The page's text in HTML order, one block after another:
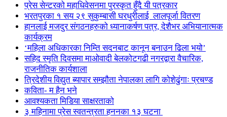
प्रेस सेन्टरको महाधिवेसनमा पुरस्कृत हुँदै यी पत्रकार
भरतपुरका १ सय २९ सुकुम्बासी घरधुरीलाई लालपूर्जा वितरण
हानलाई मजदुर संगठनहरुको ध्यानाकर्षण पत्र, देशैभर अभियानात्मक
कार्यक्रम
‘महिला अधिकारका निम्ति सदनबाट कानून बनाउन ढिला भयो’
सहिद स्मृति दिवसमा माओवादी बेलकोटगढी नगरद्वारा वैचारिक,
राजनीतिक कार्यशाला
त्रिदेशीय विद्युत ब्यापार सम्झौता नेपालका लागि कोशेढुंगाः प्रचण्ड
कविता- म हैन भने
आवश्यकता मिडिया साक्षरताको
३ महिनामा प्रेस स्वतन्त्रता हननका १३ घटना